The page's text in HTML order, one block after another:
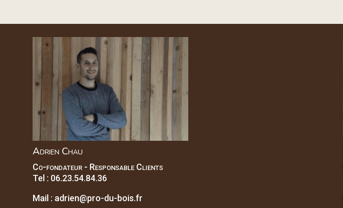
Adrien Chau
Co-fondateur - Responsable Clients
Tel : 06.23.54.84.36
Mail : adrien@pro-du-bois.fr